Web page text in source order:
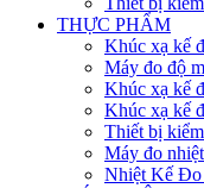
THỰC PHẨM
Khúc xạ kế
Máy đo độ
Khúc xạ kế
Khúc xạ kế
Thiết bị
Máy đo
Nhiệt Kế Đo